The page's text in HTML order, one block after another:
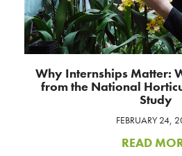
Why Internships Matter:
from the National
Study
FEBRUARY 24,
READ